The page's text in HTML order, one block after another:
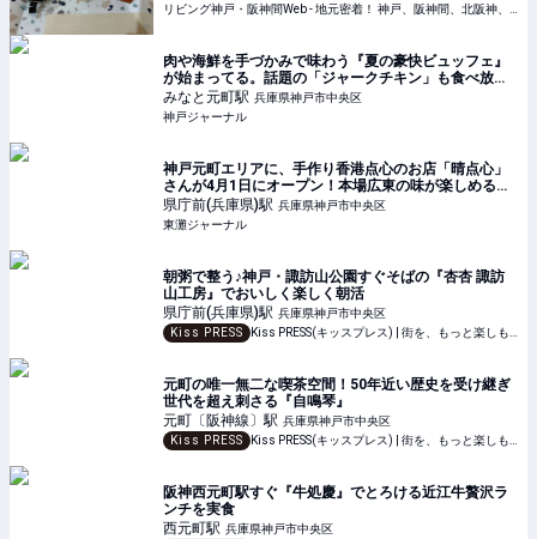
肉や海鮮を手づかみで味わう『夏の豪快ビュッフェ』
が始まってる。話題の「ジャークチキン」も食べ放
題。ポートタワーホテル | 神戸ジャーナル
みなと元町駅 兵庫県神戸市中央区
神戸ジャーナル
神戸元町エリアに、手作り香港点心のお店「晴点心」
さんが4月1日にオープン！本場広東の味が楽しめるみ
たい #新規オープン #新店情報 #開店情報 #晴点心 | 東
灘ジャーナル
県庁前(兵庫県)駅 兵庫県神戸市中央区
東灘ジャーナル
朝粥で整う♪神戸・諏訪山公園すぐそばの『杏杏 諏訪
山工房』でおいしく楽しく朝活
県庁前(兵庫県)駅 兵庫県神戸市中央区
Kiss PRESS
元町の唯一無二な喫茶空間！50年近い歴史を受け継ぎ
世代を超え刺さる『自鳴琴』
元町〔阪神線〕駅 兵庫県神戸市中央区
Kiss PRESS
阪神西元町駅すぐ『牛処慶』でとろける近江牛贅沢ラ
ンチを実食
西元町駅 兵庫県神戸市中央区